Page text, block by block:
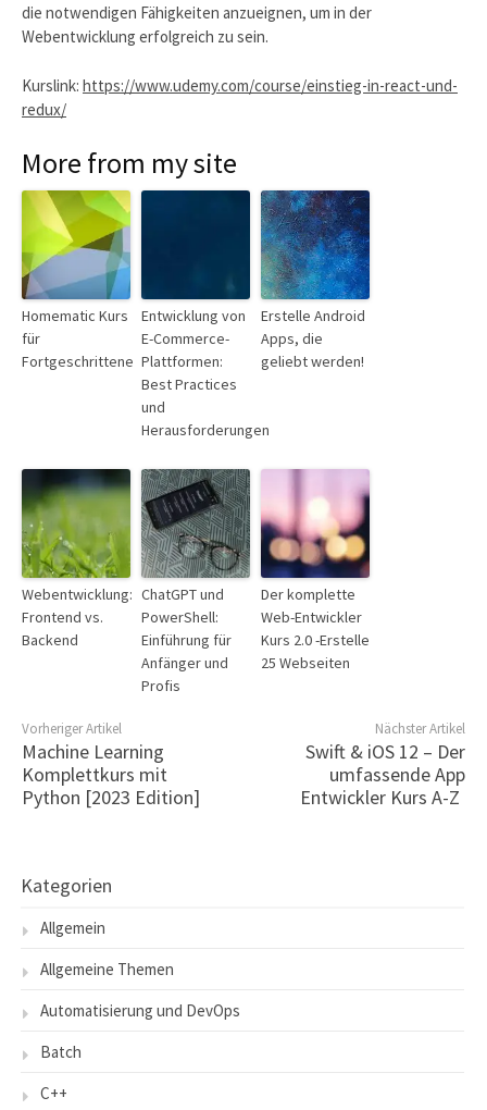
die notwendigen Fähigkeiten anzueignen, um in der
Webentwicklung erfolgreich zu sein.
Kurslink: https://www.udemy.com/course/einstieg-in-react-und-
redux/
More from my site
Homematic Kurs
für
Fortgeschrittene
Entwicklung von
E-Commerce-
Plattformen:
Best Practices
und
Herausforderungen
Erstelle Android
Apps, die
geliebt werden!
Webentwicklung:
Frontend vs.
Backend
ChatGPT und
PowerShell:
Einführung für
Anfänger und
Profis
Der komplette
Web-Entwickler
Kurs 2.0 -Erstelle
25 Webseiten
Vorheriger Artikel
Machine Learning
Komplettkurs mit
Python [2023 Edition]
Nächster Artikel
Swift & iOS 12 – Der
umfassende App
Entwickler Kurs A-Z
Kategorien
Allgemein
Allgemeine Themen
Automatisierung und DevOps
Batch
C++